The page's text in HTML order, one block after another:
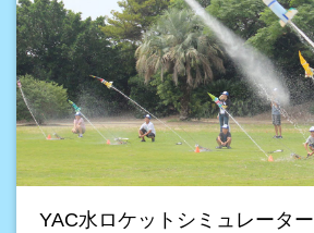
YAC水ロケットシミュレーター